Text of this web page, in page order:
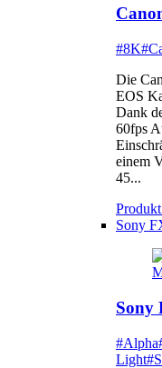
#8K
Die
EOS
Dank
60fps
einem
45...
Sony
Sony
#Alpha
Light